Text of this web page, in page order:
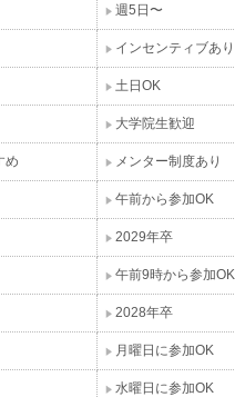
週5日〜
インセンティブあり
土日OK
大学院生歓迎
め メンター制度あり
午前から参加OK
2029年卒
午前9時から参加OK
2028年卒
月曜日に参加OK
水曜日に参加OK